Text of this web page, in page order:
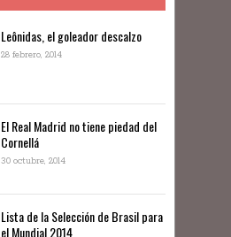
Leônidas, el goleador descalzo
28 febrero, 2014
El Real Madrid no tiene piedad del
Cornellá
30 octubre, 2014
Lista de la Selección de Brasil para
el Mundial 2014